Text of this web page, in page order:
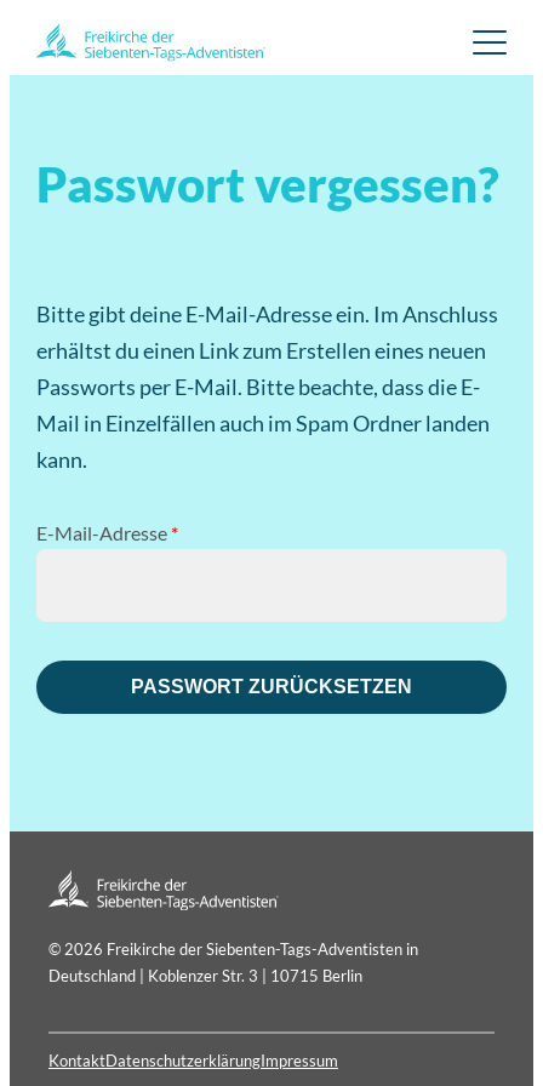
Zum
Inhalt
Passwort vergessen?
Bitte gibt deine E-Mail-Adresse ein. Im Anschluss
erhältst du einen Link zum Erstellen eines neuen
Passworts per E-Mail. Bitte beachte, dass die E-
Mail in Einzelfällen auch im Spam Ordner landen
kann.
E-Mail-Adresse *
PASSWORT ZURÜCKSETZEN
© 2026 Freikirche der Siebenten-Tags-Adventisten in
Deutschland | Koblenzer Str. 3 | 10715 Berlin
KontaktDatenschutzerklärungImpressum